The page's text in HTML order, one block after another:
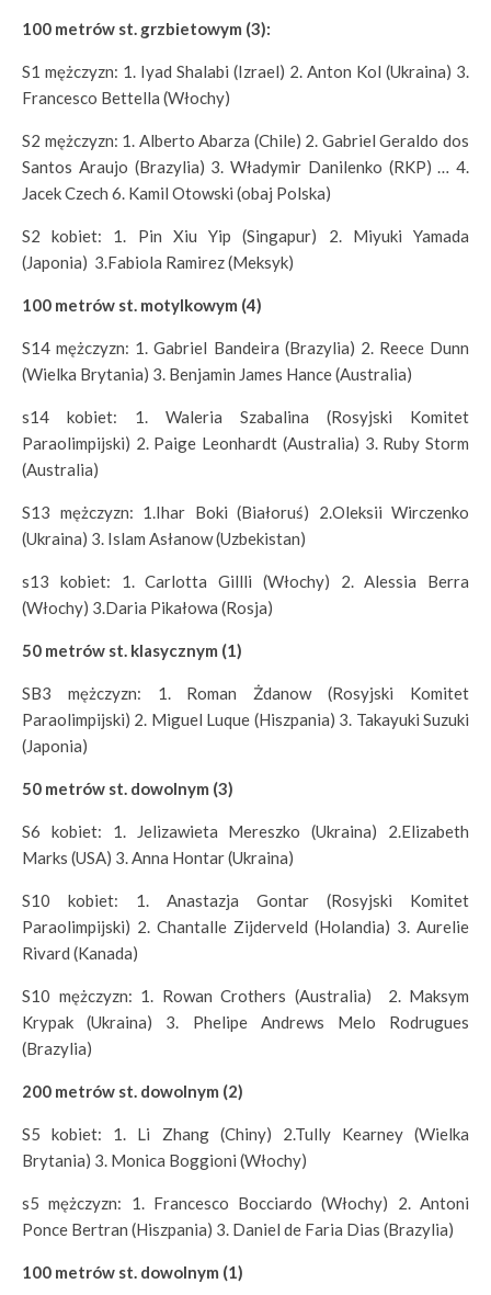
100 metrów st. grzbietowym (3):
S1 mężczyzn: 1. Iyad Shalabi (Izrael) 2. Anton Kol (Ukraina) 3.
Francesco Bettella (Włochy)
S2 mężczyzn: 1. Alberto Abarza (Chile) 2. Gabriel Geraldo dos
Santos Araujo (Brazylia) 3. Władymir Danilenko (RKP) … 4.
Jacek Czech 6. Kamil Otowski (obaj Polska)
S2 kobiet: 1. Pin Xiu Yip (Singapur) 2. Miyuki Yamada
(Japonia) 3.Fabiola Ramirez (Meksyk)
100 metrów st. motylkowym (4)
S14 mężczyzn: 1. Gabriel Bandeira (Brazylia) 2. Reece Dunn
(Wielka Brytania) 3. Benjamin James Hance (Australia)
s14 kobiet: 1. Waleria Szabalina (Rosyjski Komitet
Paraolimpijski) 2. Paige Leonhardt (Australia) 3. Ruby Storm
(Australia)
S13 mężczyzn: 1.Ihar Boki (Białoruś) 2.Oleksii Wirczenko
(Ukraina) 3. Islam Asłanow (Uzbekistan)
s13 kobiet: 1. Carlotta Gillli (Włochy) 2. Alessia Berra
(Włochy) 3.Daria Pikałowa (Rosja)
50 metrów st. klasycznym (1)
SB3 mężczyzn: 1. Roman Żdanow (Rosyjski Komitet
Paraolimpijski) 2. Miguel Luque (Hiszpania) 3. Takayuki Suzuki
(Japonia)
50 metrów st. dowolnym (3)
S6 kobiet: 1. Jelizawieta Mereszko (Ukraina) 2.Elizabeth
Marks (USA) 3. Anna Hontar (Ukraina)
S10 kobiet: 1. Anastazja Gontar (Rosyjski Komitet
Paraolimpijski) 2. Chantalle Zijderveld (Holandia) 3. Aurelie
Rivard (Kanada)
S10 mężczyzn: 1. Rowan Crothers (Australia) 2. Maksym
Krypak (Ukraina) 3. Phelipe Andrews Melo Rodrugues
(Brazylia)
200 metrów st. dowolnym (2)
S5 kobiet: 1. Li Zhang (Chiny) 2.Tully Kearney (Wielka
Brytania) 3. Monica Boggioni (Włochy)
s5 mężczyzn: 1. Francesco Bocciardo (Włochy) 2. Antoni
Ponce Bertran (Hiszpania) 3. Daniel de Faria Dias (Brazylia)
100 metrów st. dowolnym (1)